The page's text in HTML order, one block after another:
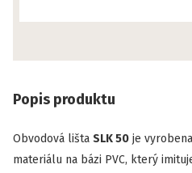
Popis produktu
Obvodová lišta SLK 50 je
materiálu na bázi PVC, který